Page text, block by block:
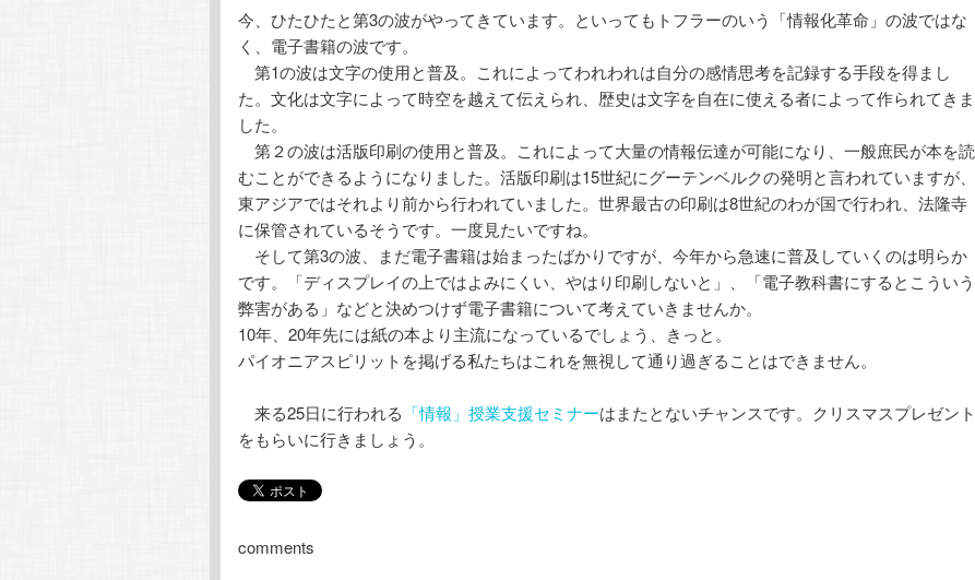
テ
ン
へ
移
動
ン
ツ
移
動
ン
今、ひたひたと第3の波がやってきています。といってもトフラーのいう「情報化革命」の波ではな
く、電子書籍の波です。
第1の波は文字の使用と普及。これによってわれわれは自分の感情思考を記録する手段を得まし
た。文化は文字によって時空を越えて伝えられ、歴史は文字を自在に使える者によって作られてきま
した。
第２の波は活版印刷の使用と普及。これによって大量の情報伝達が可能になり、一般庶民が本を読
むことができるようになりました。活版印刷は15世紀にグーテンベルクの発明と言われていますが、
東アジアではそれより前から行われていました。世界最古の印刷は8世紀のわが国で行われ、法隆寺
に保管されているそうです。一度見たいですね。
そして第3の波、まだ電子書籍は始まったばかりですが、今年から急速に普及していくのは明らか
です。「ディスプレイの上ではよみにくい、やはり印刷しないと」、「電子教科書にするとこういう
弊害がある」などと決めつけず電子書籍について考えていきませんか。
10年、20年先には紙の本より主流になっているでしょう、きっと。
パイオニアスピリットを掲げる私たちはこれを無視して通り過ぎることはできません。
来る25日に行われる 「情報」授業支援セミナーはまたとないチャンスです。クリスマスプレゼント
をもらいに行きましょう。
comments